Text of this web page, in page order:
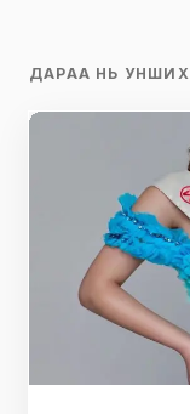
ДАРАА НЬ УНШИХ